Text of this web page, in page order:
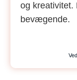
og
bevægende.
Ved